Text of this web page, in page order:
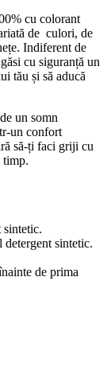
cu colorant
de culori, de
Indiferent de
cu siguranță un
tău și să aducă
un somn
un confort
să-ți faci griji cu
timp.
sintetic.
detergent sintetic.
de prima